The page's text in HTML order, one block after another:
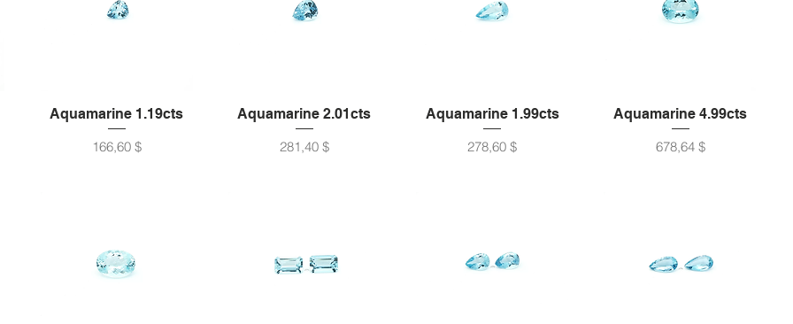
Aquamarine 1.19cts
Preis
166,60 $
Aquamarine 2.01cts
Preis
281,40 $
Aquamarine 1.99cts
Preis
278,60 $
Aquamarine 4.99cts
Preis
678,64 $